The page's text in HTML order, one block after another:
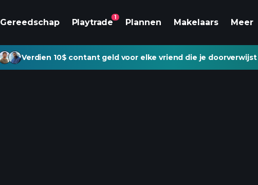
Gereedschap Playtrade
1
Plannen Makelaars Meer
Verdien 10$ contant geld voor elke vriend die je doorverwijst